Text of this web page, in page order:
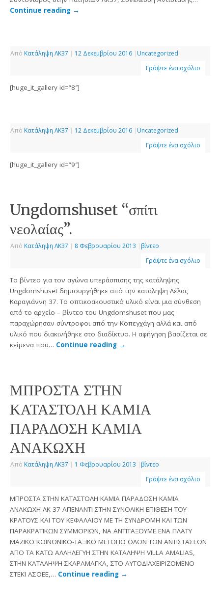
Continue reading →
Από Κατάληψη ΛΚ37 | 12 Δεκεμβρίου 2016 | Uncategorized
Γράψτε ένα σχόλιο
[huge_it_gallery id=”8″]
Από Κατάληψη ΛΚ37 | 12 Δεκεμβρίου 2016 | Uncategorized
Γράψτε ένα σχόλιο
[huge_it_gallery id=”9″]
Ungdomshuset “σπίτι
νεολαίας”.
Από Κατάληψη ΛΚ37 | 8 Φεβρουαρίου 2013 | βίντεο
Γράψτε ένα σχόλιο
Το βίντεο για τον αγώνα υπεράσπισης της κατάληψης
Ungdomshuset δημιουργήθηκε από την κατάληψη Λέλας
Καραγιάννη 37. Το οπτικοακουστικό υλικό είναι μια σύνθεση
από το αρχείο – βίντεο του Ungdomshuset που μας
παραχώρησαν σύντροφοι από την Κοπεγχάγη αλλά και από
υλικό που διακινήθηκε στο διαδίκτυο. Η αφήγηση βασίζεται σε
κείμενα που… Continue reading →
ΜΠΡΟΣΤΑ ΣΤΗΝ
ΚΑΤΑΣΤΟΛΗ ΚΑΜΙΑ
ΠΑΡΑΔΟΣΗ ΚΑΜΙΑ
ΑΝΑΚΩΧΗ
Από Κατάληψη ΛΚ37 | 1 Φεβρουαρίου 2013 | βίντεο
Γράψτε ένα σχόλιο
ΜΠΡΟΣΤΑ ΣΤΗΝ ΚΑΤΑΣΤΟΛΗ ΚΑΜΙΑ ΠΑΡΑΔΟΣΗ ΚΑΜΙΑ
ΑΝΑΚΩΧΗ ΛΚ 37 ΑΠΕΝΑΝΤΙ ΣΤΗΝ ΣΥΝΟΛΙΚΗ ΕΠΙΘΕΣΗ ΤΟΥ
ΚΡΑΤΟΥΣ ΚΑΙ ΤΟΥ ΚΕΦΑΛΑΙΟΥ ΜΕ ΤΗ ΣΥΝΔΡΟΜΗ ΚΑΙ ΤΩΝ
ΠΑΡΑΚΡΑΤΙΚΩΝ ΣΥΜΜΟΡΙΩΝ, ΝΑ ΑΝΤΙΤΑΞΟΥΜΕ ΕΝΑ ΠΛΑΤΥ
ΜΑΖΙΚΟ ΚΟΙΝΩΝΙΚΟ-ΤΑΞΙΚΟ ΜΕΤΩΠΟ ΟΛΩΝ ΤΩΝ ΑΝΤΙΣΤΑΣΕΩΝ
ΑΠΟ ΤΑ ΚΑΤΩ ΑΛΛΗΛΕΓΥΗ ΣΤΗΝ ΚΑΤΑΛΗΨΗ VILLA AMALIAS,
ΣΤΗΝ ΚΑΤΑΛΗΨΗ ΣΚΑΡΑΜΑΓΚΑ, ΣΤΟ ΑΥΤΟΔΙΑΧΕΙΡΙΖΟΜΕΝΟ
ΣΤΕΚΙ ΑΣΟΕΕ,… Continue reading →